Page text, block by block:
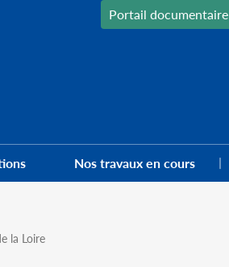
Portail documentaire
Nos travaux en cours
la Loire